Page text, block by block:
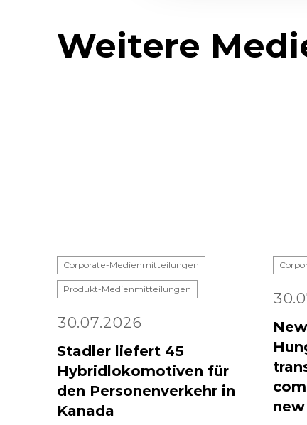
Weitere
Corporate-Medienmitteilungen
Produkt-Medienmitteilungen
30.07.2026
Stadler liefert 45
Hybridlokomotiven für
den Personenverkehr in
Kanada